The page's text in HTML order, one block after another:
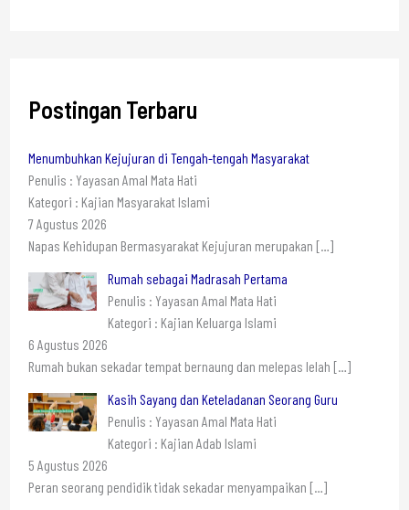
Postingan Terbaru
Menumbuhkan Kejujuran di Tengah-tengah Masyarakat
Penulis : Yayasan Amal Mata Hati
Kategori : Kajian Masyarakat Islami
7 Agustus 2026
Napas Kehidupan Bermasyarakat Kejujuran merupakan […]
Rumah sebagai Madrasah Pertama
Penulis : Yayasan Amal Mata Hati
Kategori : Kajian Keluarga Islami
6 Agustus 2026
Rumah bukan sekadar tempat bernaung dan melepas lelah […]
Kasih Sayang dan Keteladanan Seorang Guru
Penulis : Yayasan Amal Mata Hati
Kategori : Kajian Adab Islami
5 Agustus 2026
Peran seorang pendidik tidak sekadar menyampaikan […]